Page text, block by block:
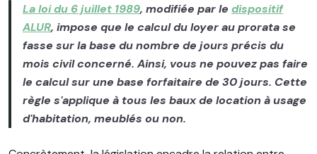
La loi du 6 juillet 1989, modifiée par le dispositif
ALUR, impose que le calcul du loyer au prorata se
fasse sur la base du nombre de jours précis du
mois civil concerné. Ainsi, vous ne pouvez pas faire
le calcul sur une base forfaitaire de 30 jours. Cette
règle s'applique à tous les baux de location à usage
d'habitation, meublés ou non.